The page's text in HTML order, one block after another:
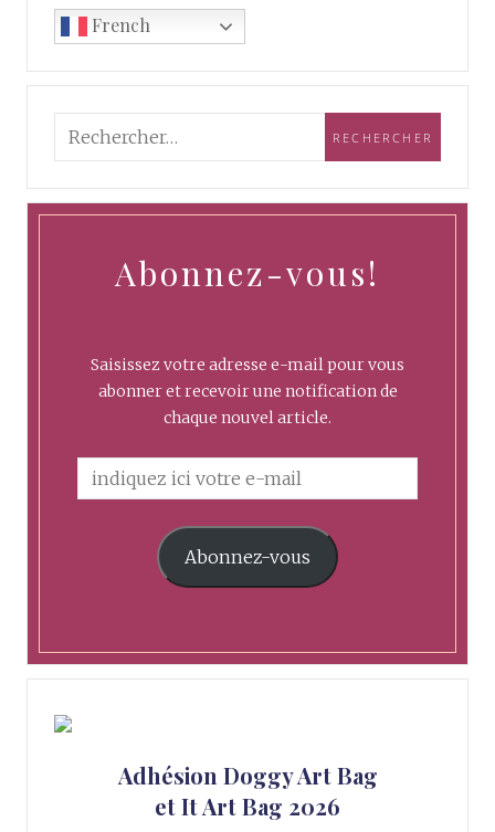
French
Abonnez-vous!
Saisissez votre adresse e-mail pour vous
abonner et recevoir une notification de
chaque nouvel article.
Abonnez-vous
Adhésion Doggy Art Bag
et It Art Bag 2026